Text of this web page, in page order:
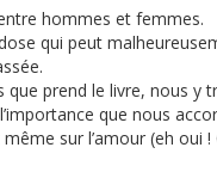
hommes et femmes.
qui peut
prend le livre, nous y
que nous
sur l’amour (eh oui